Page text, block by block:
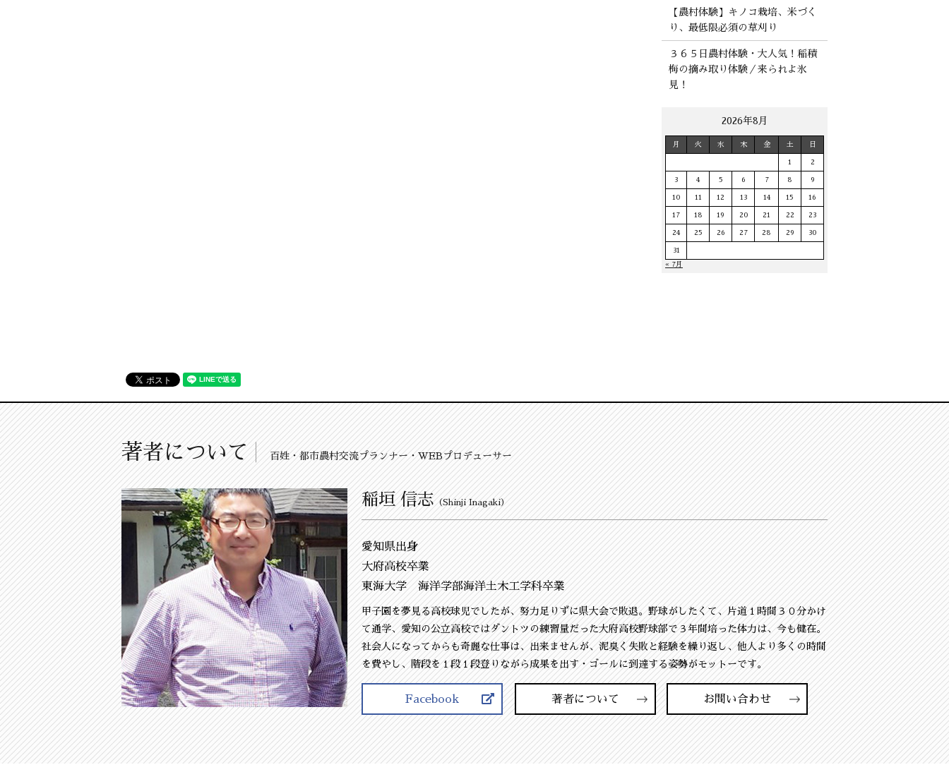
【農村体験】キノコ栽培、米づく
り、最低限必須の草刈り
３６５日農村体験・大人気！稲積
梅の摘み取り体験／来られよ氷
見！
2026年8月
月 火 水 木 金 土 日
1 2
3 4 5 6 7 8 9
10 11 12 13 14 15 16
17 18 19 20 21 22 23
24 25 26 27 28 29 30
31
« 7月
著者について 百姓・都市農村交流プランナー・WEBプロデューサー
稲垣 信志（Shinji Inagaki）
愛知県出身
大府高校卒業
東海大学 海洋学部海洋土木工学科卒業
甲子園を夢見る高校球児でしたが、努力足りずに県大会で敗退。野球がしたくて、片道１時間３０分かけ
て通学、愛知の公立高校ではダントツの練習量だった大府高校野球部で３年間培った体力は、今も健在。
社会人になってからも奇麗な仕事は、出来ませんが、泥臭く失敗と経験を繰り返し、他人より多くの時間
を費やし、階段を１段１段登りながら成果を出す・ゴールに到達する姿勢がモットーです。
Facebook 著者について お問い合わせ